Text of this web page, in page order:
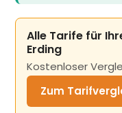
Alle Tarife für
Erding
Kostenloser
Zum